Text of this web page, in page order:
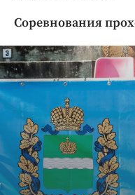
Криминал
Культура
Образование
Общество
Погода
Праздники
Соревнования